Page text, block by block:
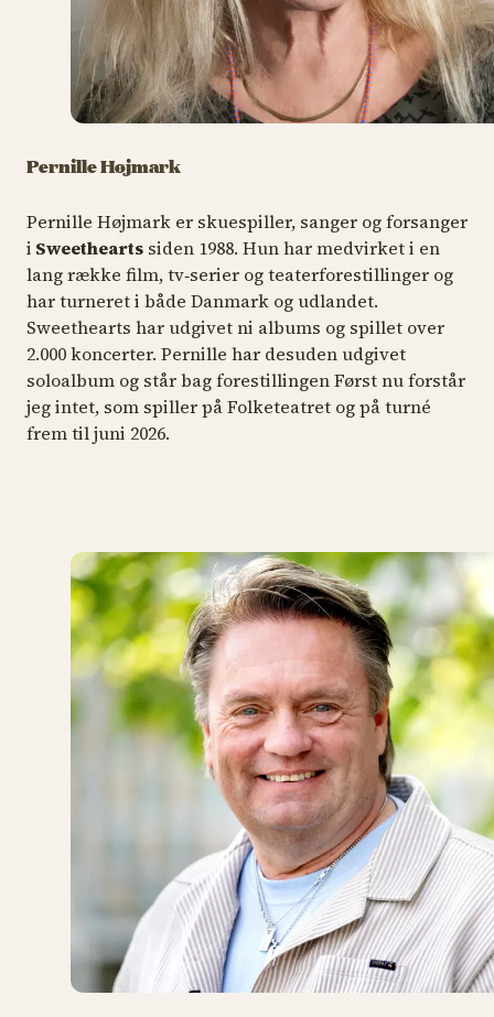
Pernille Højmark
Pernille Højmark er skuespiller, sanger og forsanger
i Sweethearts siden 1988. Hun har medvirket i en
lang række film, tv‑serier og teaterforestillinger og
har turneret i både Danmark og udlandet.
Sweethearts har udgivet ni albums og spillet over
2.000 koncerter. Pernille har desuden udgivet
soloalbum og står bag forestillingenFørst nu forstår
jeg intet, som spiller på Folketeatret og på turné
frem til juni 2026.